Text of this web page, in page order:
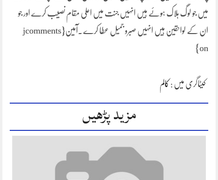
میں جو لوگ ہلاک ہوئے ہیں انہیں جنت میں اعلی مقام نصیب کرے اور جو
ان کے لواحقین ہیں انہیں صبرو جمیل عطا کرے ۔آمین{jcomments
on}
کیٹاگری میں : کالم
مزید پڑھیں